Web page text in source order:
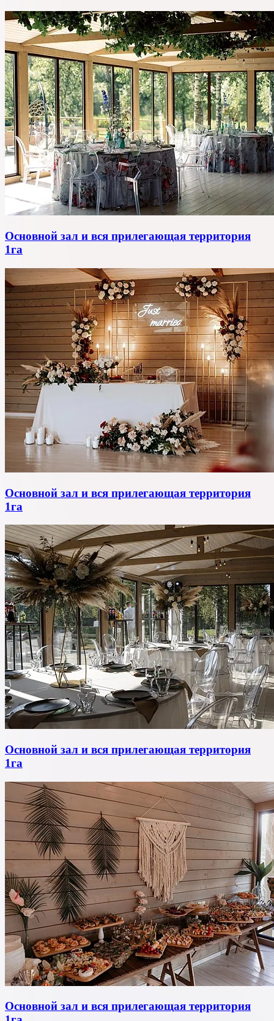
Основной зал и вся прилегающая территория
1га
Основной зал и вся прилегающая территория
1га
Основной зал и вся прилегающая территория
1га
Основной зал и вся прилегающая территория